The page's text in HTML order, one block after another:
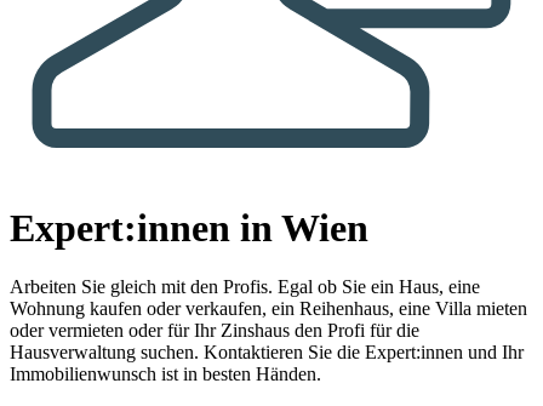
Expert:innen in Wien
Arbeiten Sie gleich mit den Profis. Egal ob Sie ein Haus, eine
Wohnung kaufen oder verkaufen, ein Reihenhaus, eine Villa mieten
oder vermieten oder für Ihr Zinshaus den Profi für die
Hausverwaltung suchen. Kontaktieren Sie die Expert:innen und Ihr
Immobilienwunsch ist in besten Händen.